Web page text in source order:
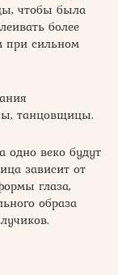
чтобы была
более
при сильном
танцовщицы.
одно веко будут
зависит от
глаза,
образа